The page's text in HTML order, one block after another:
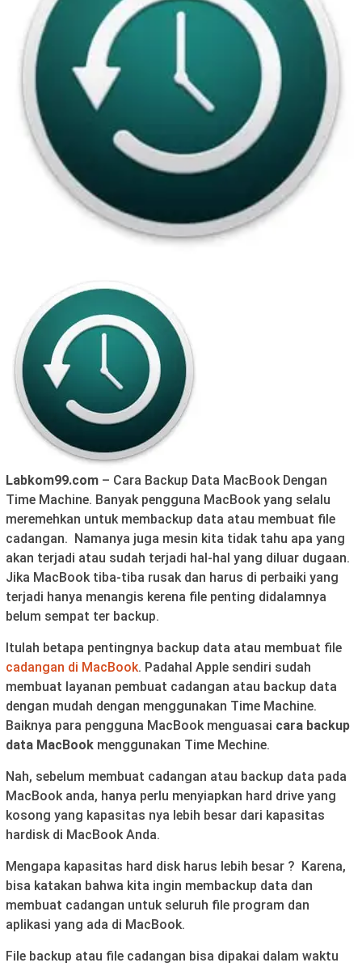
Labkom99.com – Cara Backup Data MacBook Dengan
Time Machine. Banyak pengguna MacBook yang selalu
meremehkan untuk membackup data atau membuat file
cadangan. Namanya juga mesin kita tidak tahu apa yang
akan terjadi atau sudah terjadi hal-hal yang diluar dugaan.
Jika MacBook tiba-tiba rusak dan harus di perbaiki yang
terjadi hanya menangis kerena file penting didalamnya
belum sempat ter backup.
Itulah betapa pentingnya backup data atau membuat file
cadangan di MacBook. Padahal Apple sendiri sudah
membuat layanan pembuat cadangan atau backup data
dengan mudah dengan menggunakan Time Machine.
Baiknya para pengguna MacBook menguasai cara backup
data MacBook menggunakan Time Mechine.
Nah, sebelum membuat cadangan atau backup data pada
MacBook anda, hanya perlu menyiapkan hard drive yang
kosong yang kapasitas nya lebih besar dari kapasitas
hardisk di MacBook Anda.
Mengapa kapasitas hard disk harus lebih besar ? Karena,
bisa katakan bahwa kita ingin membackup data dan
membuat cadangan untuk seluruh file program dan
aplikasi yang ada di MacBook.
File backup atau file cadangan bisa dipakai dalam waktu